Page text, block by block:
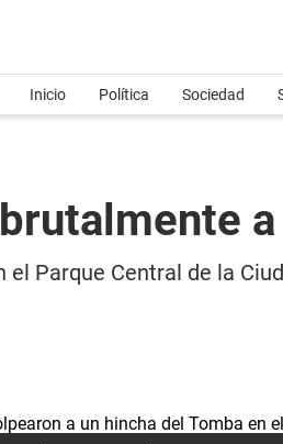
Inicio Política Sociedad
Parque Central de la